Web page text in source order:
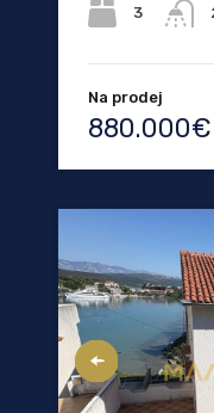
3
Na prodej
880.000€